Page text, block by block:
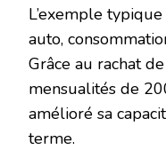
L’exemple
auto,
Grâce au rachat
mensualités de
amélioré sa
terme.